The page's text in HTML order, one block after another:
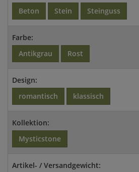
Beton
Stein Steinguss
Farbe:
Antikgrau
Rost
Design:
romantisch
klassisch
Kollektion:
Mysticstone
Artikel- / Versandgewicht: